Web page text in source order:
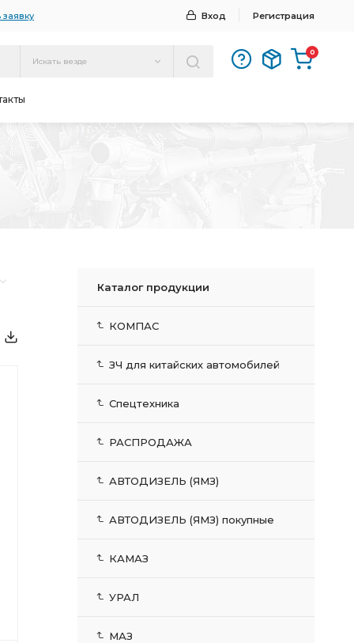
Вход Регистрация
Искать везде
0
Каталог продукции
КОМПАС
ЗЧ для китайских автомобилей
Спецтехника
РАСПРОДАЖА
АВТОДИЗЕЛЬ (ЯМЗ)
АВТОДИЗЕЛЬ (ЯМЗ) покупные
КАМАЗ
УРАЛ
МАЗ